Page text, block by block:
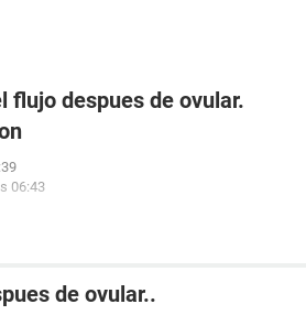
flujo despues de ovular.
06:43
de ovular..